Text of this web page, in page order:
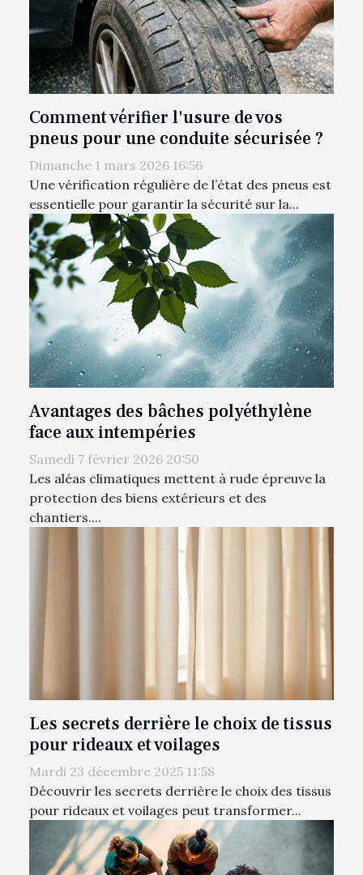
Comment vérifier l'usure de vos
pneus pour une conduite sécurisée ?
Dimanche 1 mars 2026 16:56
Une vérification régulière de l’état des pneus est
essentielle pour garantir la sécurité sur la...
Avantages des bâches polyéthylène
face aux intempéries
Samedi 7 février 2026 20:50
Les aléas climatiques mettent à rude épreuve la
protection des biens extérieurs et des
chantiers....
Les secrets derrière le choix de tissus
pour rideaux et voilages
Mardi 23 décembre 2025 11:58
Découvrir les secrets derrière le choix des tissus
pour rideaux et voilages peut transformer...